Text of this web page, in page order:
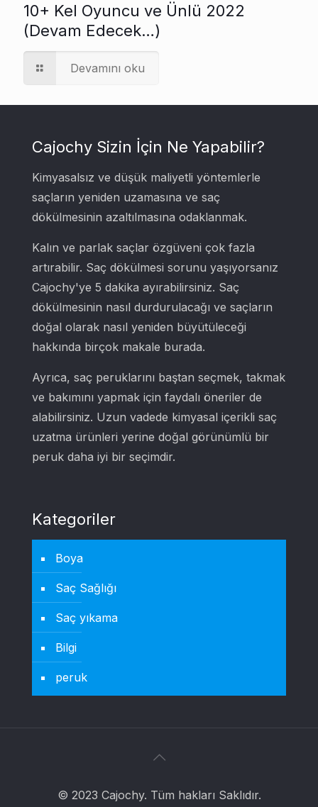
10+ Kel Oyuncu ve Ünlü 2022
(Devam Edecek…)
Devamını oku
Cajochy Sizin İçin Ne Yapabilir?
Kimyasalsız ve düşük maliyetli yöntemlerle
saçların yeniden uzamasına ve saç
dökülmesinin azaltılmasına odaklanmak.
Kalın ve parlak saçlar özgüveni çok fazla
artırabilir. Saç dökülmesi sorunu yaşıyorsanız
Cajochy'ye 5 dakika ayırabilirsiniz. Saç
dökülmesinin nasıl durdurulacağı ve saçların
doğal olarak nasıl yeniden büyütüleceği
hakkında birçok makale burada.
Ayrıca, saç peruklarını baştan seçmek, takmak
ve bakımını yapmak için faydalı öneriler de
alabilirsiniz. Uzun vadede kimyasal içerikli saç
uzatma ürünleri yerine doğal görünümlü bir
peruk daha iyi bir seçimdir.
Kategoriler
Boya
Saç Sağlığı
Saç yıkama
Bilgi
peruk
© 2023 Cajochy. Tüm hakları Saklıdır.